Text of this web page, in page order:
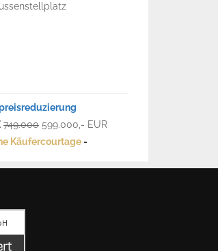
749.000 599.000,- EUR
Käufercourtage-